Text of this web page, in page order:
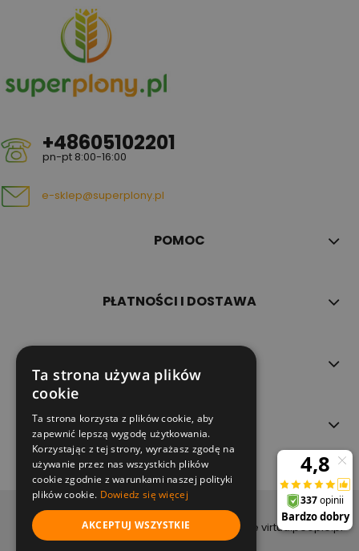
+48605102201
pn-pt 8:00-16:00
e-sklep@superplony.pl
POMOC
PŁATNOŚCI I DOSTAWA
O NAS
copyright (c) 2022
projekt i wykonanie virtualpeople.pl
Ta strona używa plików
cookie
Ta strona korzysta z plików cookie, aby
zapewnić lepszą wygodę użytkowania.
Korzystając z tej strony, wyrażasz zgodę na
używanie przez nas wszystkich plików
cookie zgodnie z warunkami naszej polityki
plików cookie. Dowiedz się więcej
AKCEPTUJ WSZYSTKIE